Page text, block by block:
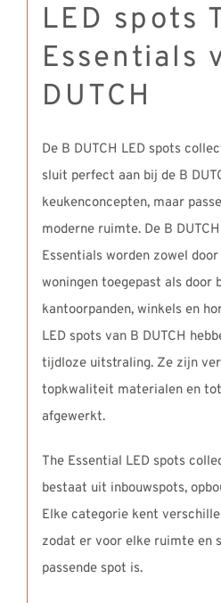
LED spots
Essentials
DUTCH
De B DUTCH LED spots
sluit perfect aan bij de B
keukenconcepten, maar
moderne ruimte. De B
Essentials worden zowel
woningen toegepast als door
kantoorpanden, winkels en
LED spots van B DUTCH
tijdloze uitstraling. Ze zijn
topkwaliteit materialen en
afgewerkt.
The Essential LED spots
bestaat uit inbouwspots,
Elke categorie kent
zodat er voor elke ruimte en
passende spot is.